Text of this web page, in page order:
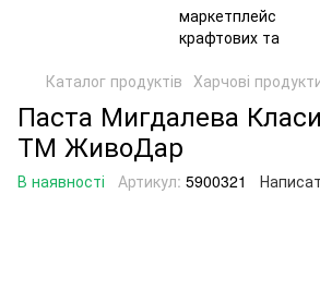
Каталог продуктів Харчові
Паста Мигдалева
ТМ ЖивоДар
В наявності Артикул: 5900321